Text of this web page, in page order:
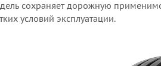
сохраняет дорожную
условий эксплуатации.